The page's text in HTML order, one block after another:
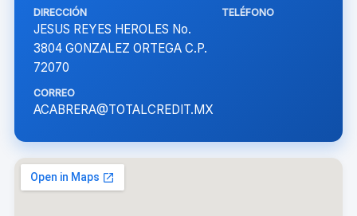
DIRECCIÓN
JESUS REYES HEROLES No.
3804 GONZALEZ ORTEGA C.P.
72070
TELÉFONO
CORREO
ACABRERA@TOTALCREDIT.MX